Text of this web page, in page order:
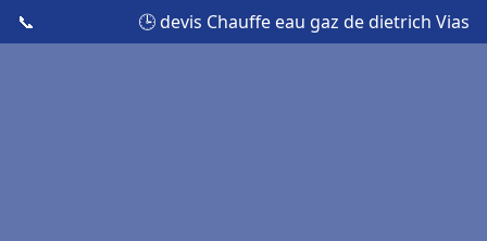
📞 🕒 devis Chauffe eau gaz de dietrich Vias